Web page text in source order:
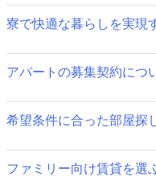
ョ
ン
寮で快適な暮らしを実現
アパートの募集契約につ
希望条件に合った部屋探
ファミリー向け賃貸を選